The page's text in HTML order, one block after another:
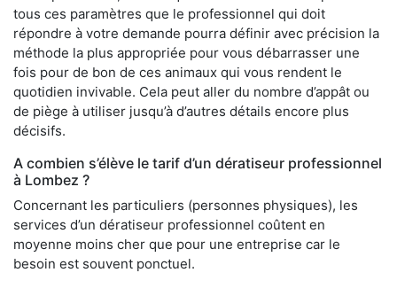
tous ces paramètres que le professionnel qui doit
répondre à votre demande pourra définir avec précision la
méthode la plus appropriée pour vous débarrasser une
fois pour de bon de ces animaux qui vous rendent le
quotidien invivable. Cela peut aller du nombre d’appât ou
de piège à utiliser jusqu’à d’autres détails encore plus
décisifs.
A combien s’élève le tarif d’un dératiseur professionnel
à Lombez ?
Concernant les particuliers (personnes physiques), les
services d’un dératiseur professionnel coûtent en
moyenne moins cher que pour une entreprise car le
besoin est souvent ponctuel.